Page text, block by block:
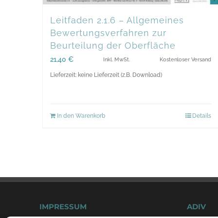
Leitfaden 2.1.6 – Allgemeines
Bewertungsverfahren zur
Beurteilung der Oberfläche
21,40 € Inkl. MwSt. Kostenloser Versand
Lieferzeit: keine Lieferzeit (z.B. Download)
In den Warenkorb Details
IMPRESSUM ADIV